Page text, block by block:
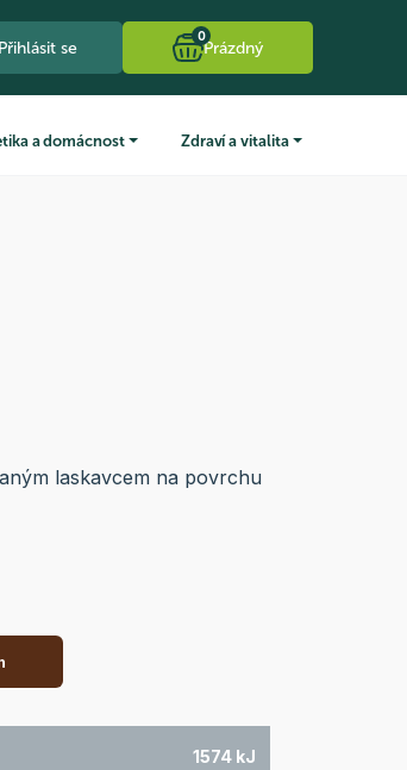
Přihlásit se
0
Prázdný
a domácnost Zdraví a vitalita
laskavcem na povrchu
1574 kJ